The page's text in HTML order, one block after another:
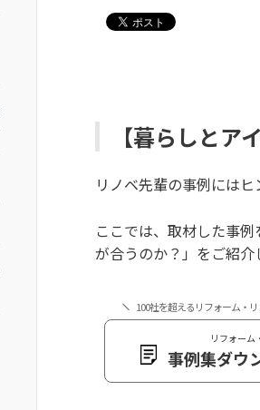
【暮らしとア
リノベ先輩の事例には
ここでは、取材した事
が合うのか？」をご紹介
100社を超えるリフォーム・
リフォーム
事例集ダウ